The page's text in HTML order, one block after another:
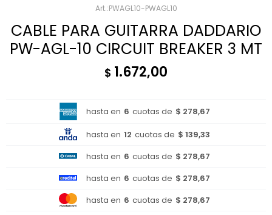
PWAGL10-PWAGL10
CABLE PARA GUITARRA DADDARIO
PW-AGL-10 CIRCUIT BREAKER 3 MT
$ 1.672,00
hasta en 6 cuotas de $ 278,67
hasta en 12 cuotas de $ 139,33
hasta en 6 cuotas de $ 278,67
hasta en 6 cuotas de $ 278,67
hasta en 6 cuotas de $ 278,67